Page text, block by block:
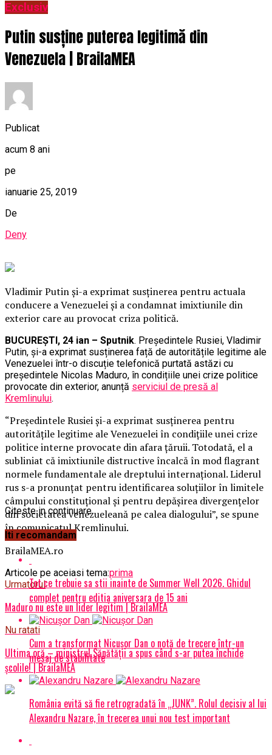
Exclusiv
Putin susține puterea legitimă din
Venezuela | BrailaMEA
Publicat
acum 8 ani
pe
ianuarie 25, 2019
De
Deny
Vladimir Putin și-a exprimat susținerea pentru actuala
conducere a Venezuelei și a condamnat imixtiunile din
exterior care au provocat criza politică.
BUCUREȘTI, 24 ian – Sputnik. Președintele Rusiei, Vladimir
Putin, și-a exprimat susținerea față de autoritățile legitime ale
Venezuelei într-o discuție telefonică purtată astăzi cu
președintele Nicolas Maduro, în condițiile unei crize politice
provocate din exterior, anunță serviciul de presă al
Kremlinului.
“Președintele Rusiei și-a exprimat susținerea pentru
autoritățile legitime ale Venezuelei în condițiile unei crize
politice interne provocate din afara țăruii. Totodată, el a
subliniat că imixtiunile distructive încalcă în mod flagrant
normele fundamentale ale dreptului internațional. Liderul
rus s-a pronunțat pentru identificarea soluțiilor în limitele
câmpului constituțional și pentru depășirea divergențelor
din societatea venezueleană pe calea dialogului”, se spune
în comunicatul Kremlinului.
BrailaMEA.ro
Articole pe aceiasi tema:prima
Urmatorul
Maduro nu este un lider legitim | BrailaMEA
Nu ratati
Ultima oră – ministrul Sănătății a spus când s-ar putea închide
școlile! | BrailaMEA
Citeste in continuare
Iti recomandam
Tot ce trebuie sa stii inainte de Summer Well 2026. Ghidul
complet pentru editia aniversara de 15 ani
Cum a transformat Nicușor Dan o notă de trecere într-un
mesaj de stabilitate
România evită să fie retrogradată în „JUNK”. Rolul decisiv al lui
Alexandru Nazare, în trecerea unui nou test important